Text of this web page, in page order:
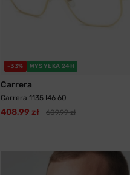
-33% WYSYŁKA 24H
Carrera
Carrera 1135 I46 60
408,99 zł 609,99 zł